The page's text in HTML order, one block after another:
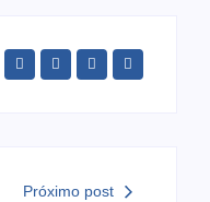
Próximo post